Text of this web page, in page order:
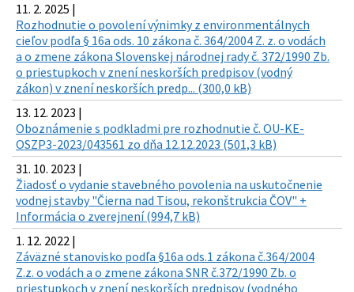
11. 2. 2025 |
Rozhodnutie o povolení výnimky z environmentálnych
cieľov podľa § 16a ods. 10 zákona č. 364/2004 Z. z. o vodách
a o zmene zákona Slovenskej národnej rady č. 372/1990 Zb.
o priestupkoch v znení neskorších predpisov (vodný
zákon) v znení neskorších predp... (300,0 kB)
13. 12. 2023 |
Oboznámenie s podkladmi pre rozhodnutie č. OU-KE-
OSZP3-2023/043561 zo dňa 12.12.2023 (501,3 kB)
31. 10. 2023 |
Žiadosť o vydanie stavebného povolenia na uskutočnenie
vodnej stavby "Čierna nad Tisou, rekonštrukcia ČOV" +
Informácia o zverejnení (994,7 kB)
1. 12. 2022 |
Záväzné stanovisko podľa §16a ods.1 zákona č.364/2004
Z.z. o vodách a o zmene zákona SNR č.372/1990 Zb. o
priestupkoch v znení neskorších predpisov (vodného